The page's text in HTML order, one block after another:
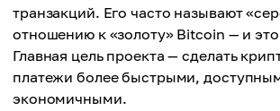
транзакций. Его часто называют
отношению к «золоту» Bitcoin — и
Главная цель проекта — сделать
платежи более быстрыми,
экономичными.